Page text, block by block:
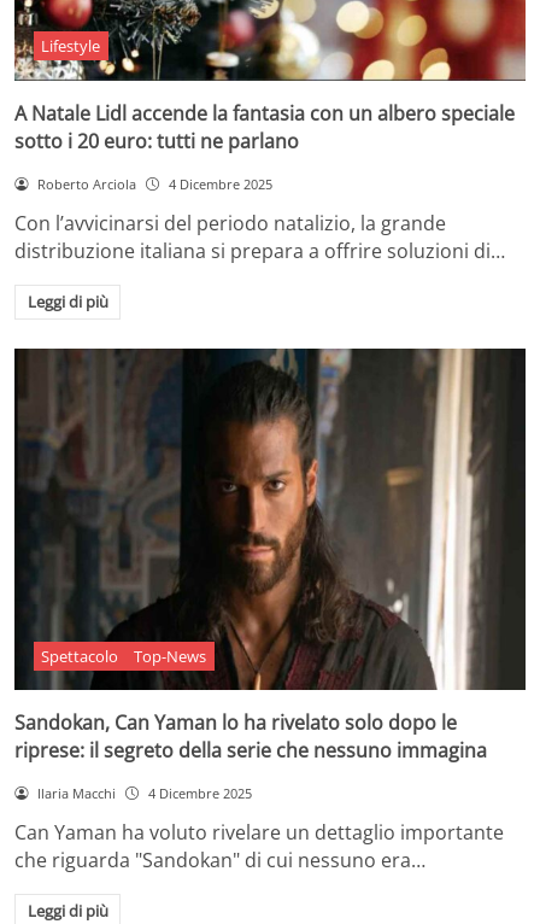
Lifestyle
A Natale Lidl accende la fantasia con un albero speciale
sotto i 20 euro: tutti ne parlano
Roberto Arciola 4 Dicembre 2025
Con l’avvicinarsi del periodo natalizio, la grande
distribuzione italiana si prepara a offrire soluzioni di…
Leggi di più
Spettacolo Top-News
Sandokan, Can Yaman lo ha rivelato solo dopo le
riprese: il segreto della serie che nessuno immagina
Ilaria Macchi 4 Dicembre 2025
Can Yaman ha voluto rivelare un dettaglio importante
che riguarda "Sandokan" di cui nessuno era…
Leggi di più